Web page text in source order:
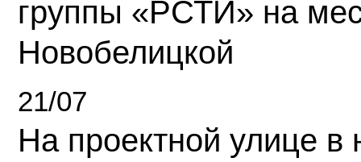
группы «РСТИ» на
Новобелицкой
21/07
На проектной улице